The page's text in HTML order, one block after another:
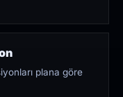
plana göre